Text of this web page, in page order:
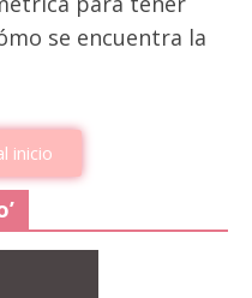
se encuentra la
inicio